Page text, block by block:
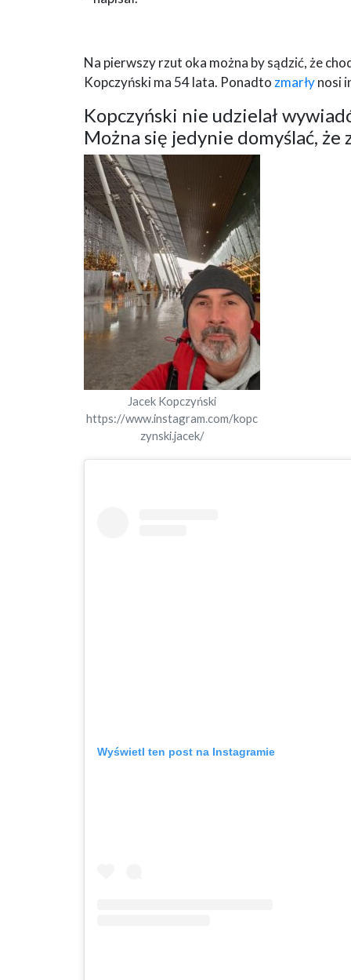
Na pierwszy rzut oka można by sądzić, że
Kopczyński ma 54 lata. Ponadto zmarłynosi
Kopczyński nie udzielał
Można się jedynie domyślać,
Jacek Kopczyński
https://www.instagram.com/kopc
zynski.jacek/
Wyświetl ten post na Instagramie